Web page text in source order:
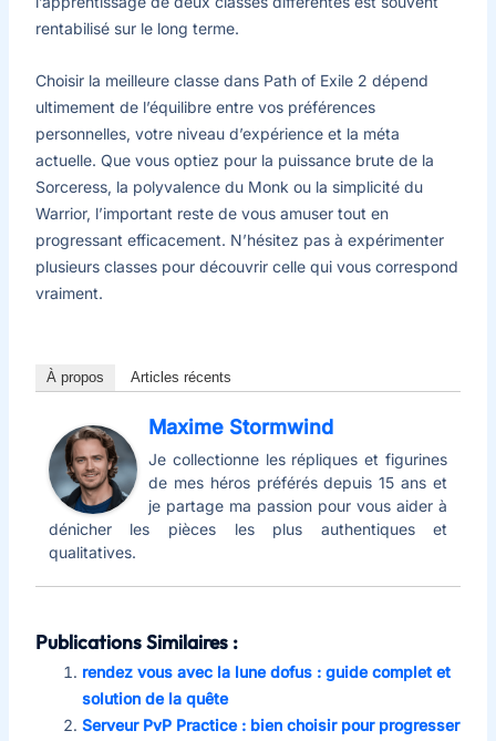
rentabilisé sur le long terme.
Choisir la meilleure classe dans Path of Exile 2 dépend
ultimement de l’équilibre entre vos préférences
personnelles, votre niveau d’expérience et la méta
actuelle. Que vous optiez pour la puissance brute de la
Sorceress, la polyvalence du Monk ou la simplicité du
Warrior, l’important reste de vous amuser tout en
progressant efficacement. N’hésitez pas à expérimenter
plusieurs classes pour découvrir celle qui vous correspond
vraiment.
À propos Articles récents
Maxime Stormwind
Je collectionne les répliques et figurines
de mes héros préférés depuis 15 ans et
je partage ma passion pour vous aider à
dénicher les pièces les plus authentiques et
qualitatives.
Publications Similaires :
rendez vous avec la lune dofus : guide complet et
solution de la quête
Serveur PvP Practice : bien choisir pour progresser